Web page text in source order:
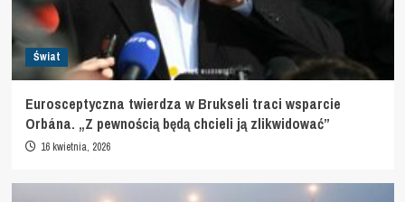
Świat
Eurosceptyczna twierdza w Brukseli traci wsparcie
Orbána. „Z pewnością będą chcieli ją zlikwidować”
16 kwietnia, 2026